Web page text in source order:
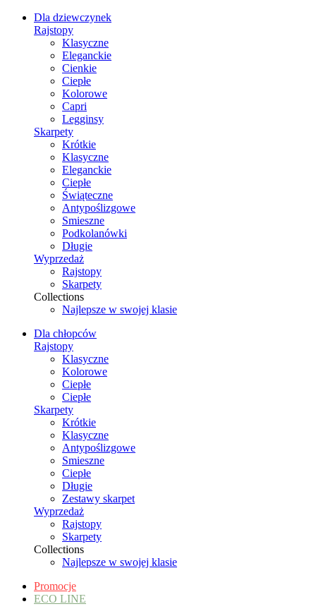
Dla dziewczynek
Rajstopy
Klasyczne
Eleganckie
Cienkie
Ciepłe
Kolorowe
Capri
Legginsy
Skarpety
Krótkie
Klasyczne
Eleganckie
Ciepłe
Świąteczne
Antypoślizgowe
Smieszne
Podkolanówki
Długie
Wyprzedaż
Rajstopy
Skarpety
Collections
Najlepsze w swojej klasie
Dla chłopców
Rajstopy
Klasyczne
Kolorowe
Ciepłe
Ciepłe
Skarpety
Krótkie
Klasyczne
Antypoślizgowe
Smieszne
Ciepłe
Długie
Zestawy skarpet
Wyprzedaż
Rajstopy
Skarpety
Collections
Najlepsze w swojej klasie
Promocje
ECO LINE